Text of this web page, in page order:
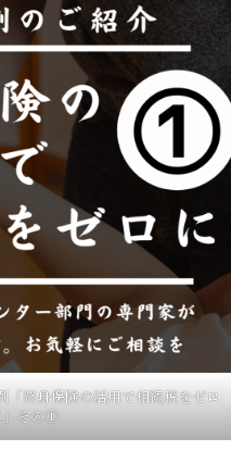
「終身保険の活用で相続税をゼロ
」その①